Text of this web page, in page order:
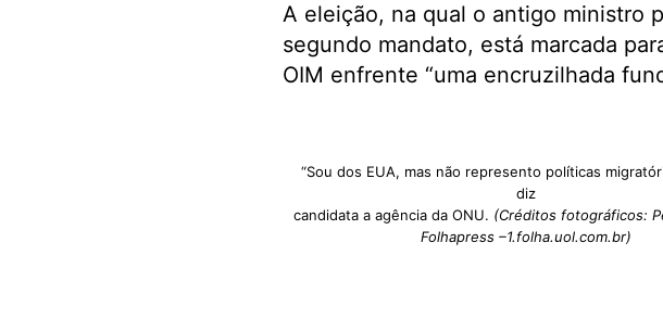
A eleição, na qual o antigo ministro
segundo mandato, está marcada
OIM enfrente “uma encruzilhada
“Sou dos EUA, mas não represento políticas
diz
candidata a agência da ONU. (Créditos fotográficos:
Folhapress –1.folha.uol.com.br)